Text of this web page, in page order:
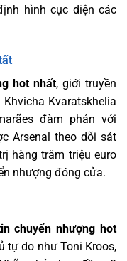
hình cục diện các
hot nhất, giới truyền
Kvaratskhelia
đàm phán với
Arsenal theo dõi sát
hàng trăm triệu euro
nhượng đóng cửa.
chuyển nhượng hot
tự do như Toni Kroos,